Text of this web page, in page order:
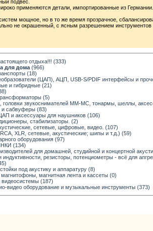
подвес.
применяются детали, импортированные из
мощное, но в то же время прозрачное,
не окрашенный, с ясным разрешением
отдыха!!! (333)
для дома (966)
(18)
(ЦАП), АЦП, USB-S/PDIF интерфейсы и
и гибридные (21)
(5)
головки звукоснимателей ММ-МС, тонармы, шеллы,
и сабвуферы (83)
и аксессуары для наушников (106)
стабилизаторы. (2)
сетевые, цифровые, видео. (107)
XLR, сетевые, акустические; шипы и т.д.) (59)
оборудования (97)
(134)
для домашней, студийной и концертной
индуктивности, резисторы, потенциометры - всё для
под акустику и аппаратуру (8)
магнитная лента и кассеты (0)
(187)
видео оборудование и музыкальные инструменты (373)